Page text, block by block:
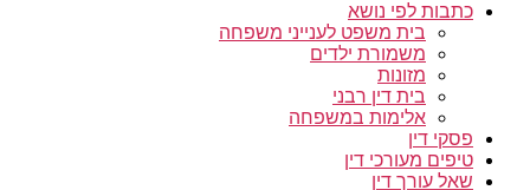
כתבות לפי נושא
בית משפט לענייני משפחה
משמורת ילדים
מזונות
בית דין רבני
אלימות במשפחה
פסקי דין
טיפים מעורכי דין
שאל עורך דין